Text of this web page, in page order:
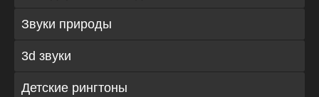
Звуки природы
3d звуки
Детские рингтоны